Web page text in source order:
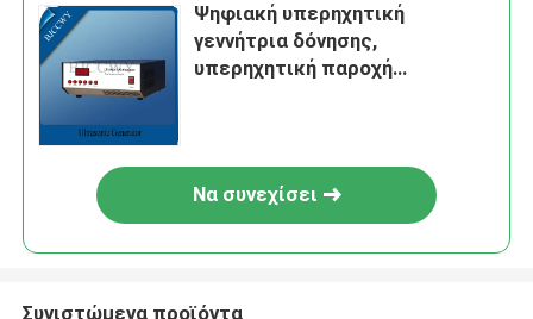
Ψηφιακή υπερηχητική
γεννήτρια δόνησης,
υπερηχητική παροχή
Να συνεχίσει
Συνιστώμενα προϊόντα